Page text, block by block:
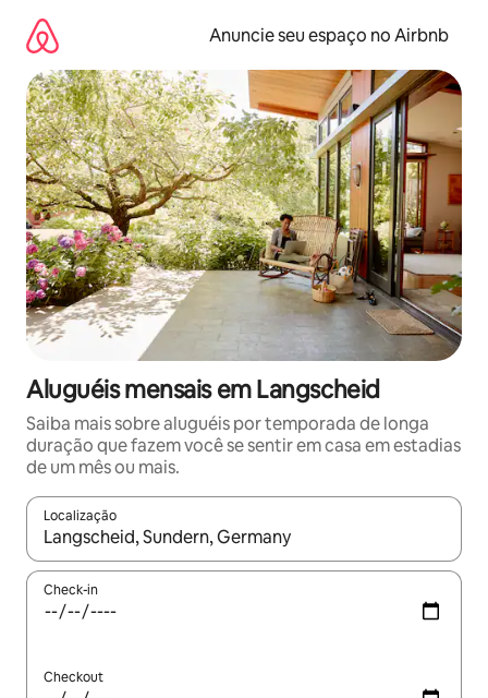
para
conteúdo
Anuncie seu espaço no Airbnb
Aluguéis mensais em Langscheid
Saiba mais sobre aluguéis por temporada de longa
duração que fazem você se sentir em casa em estadias
de um mês ou mais.
Localização
Quando os resultados estiverem disponíveis, explore-os
Check-in
Checkout